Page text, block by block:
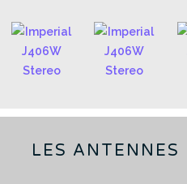
LES ANTENNES